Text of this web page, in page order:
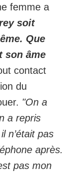
femme a
soit
Que
son âme
contact
du
"On a
a repris
n’était pas
après.
pas mon